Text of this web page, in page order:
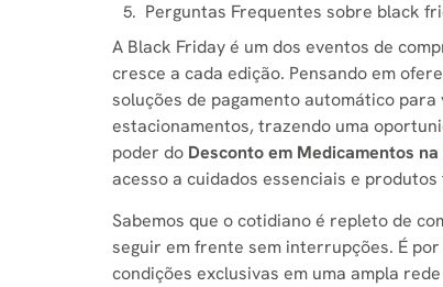
Perguntas Frequentes sobre black
A Black Friday é um dos eventos de
cresce a cada edição. Pensando em
soluções de pagamento automático
estacionamentos, trazendo uma
poder do Desconto em Medicamentos na
acesso a cuidados essenciais e
Sabemos que o cotidiano é repleto de
seguir em frente sem interrupções. É
condições exclusivas em uma ampla